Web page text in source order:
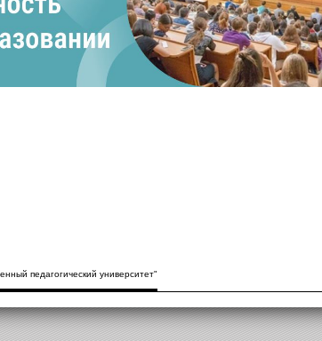
педагогический университет"